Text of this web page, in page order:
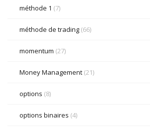
méthode 1 (7)
méthode de trading (66)
momentum (27)
Money Management (21)
options (8)
options binaires (4)